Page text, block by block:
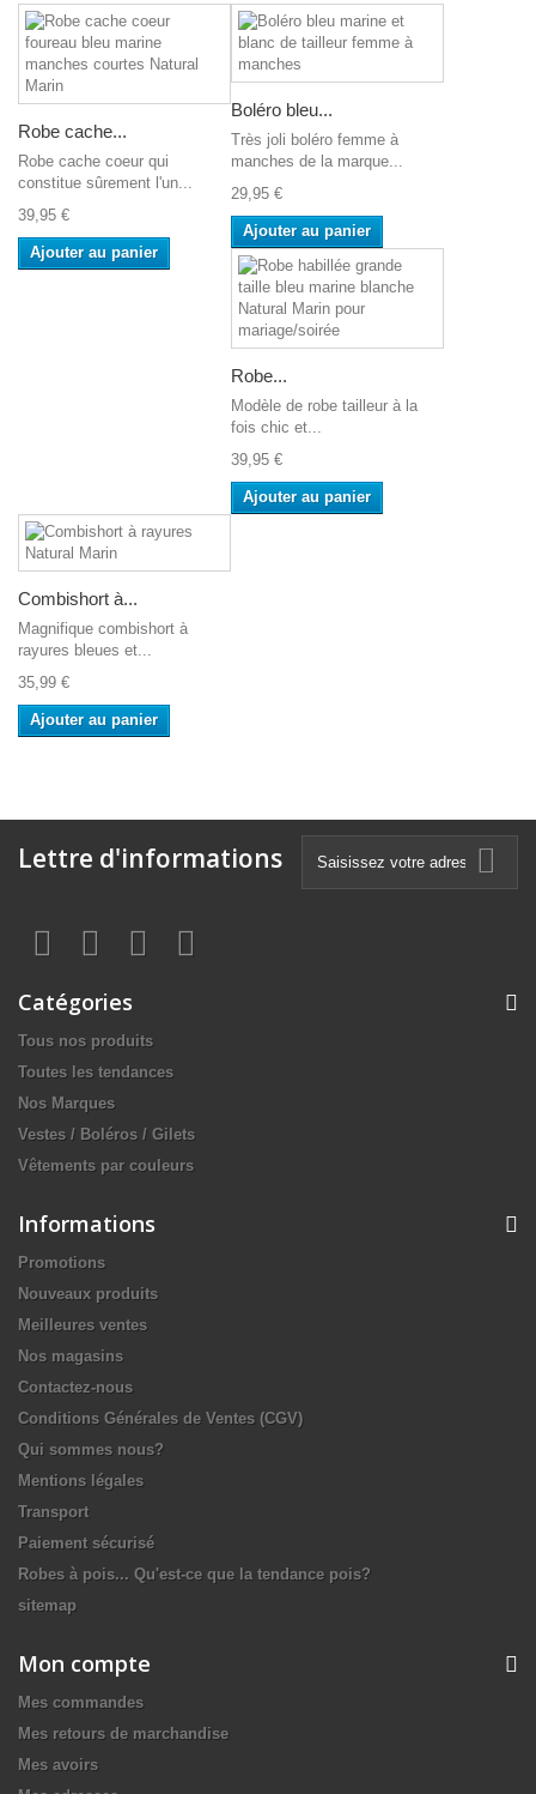
Robe cache...
Robe cache coeur qui
constitue sûrement l'un...
39,95 €
Ajouter au panier
Boléro bleu...
Très joli boléro femme à
manches de la marque...
29,95 €
Ajouter au panier
Robe...
Modèle de robe tailleur à la
fois chic et...
39,95 €
Ajouter au panier
Combishort à...
Magnifique combishort à
rayures bleues et...
35,99 €
Ajouter au panier
Lettre d'informations
Catégories
Tous nos produits
Toutes les tendances
Nos Marques
Vestes / Boléros / Gilets
Vêtements par couleurs
Informations
Promotions
Nouveaux produits
Meilleures ventes
Nos magasins
Contactez-nous
Conditions Générales de Ventes (CGV)
Qui sommes nous?
Mentions légales
Transport
Paiement sécurisé
Robes à pois... Qu'est-ce que la tendance pois?
sitemap
Mon compte
Mes commandes
Mes retours de marchandise
Mes avoirs